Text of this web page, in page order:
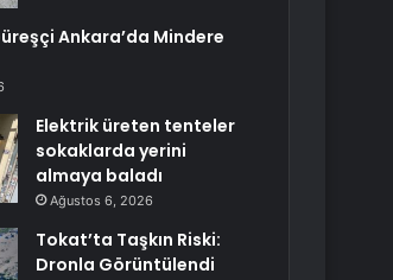
Ankara’da Mindere
Elektrik üreten tenteler
sokaklarda yerini
almaya baladı
Ağustos 6, 2026
Tokat’ta Taşkın Riski:
Dronla Görüntülendi